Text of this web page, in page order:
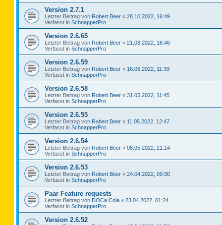
Version 2.7.1
Letzter Beitrag von Robert Beer « 28.10.2022, 16:49
Verfasst in SchnapperPro
Version 2.6.65
Letzter Beitrag von Robert Beer « 21.08.2022, 16:46
Verfasst in SchnapperPro
Version 2.6.59
Letzter Beitrag von Robert Beer « 16.06.2022, 11:39
Verfasst in SchnapperPro
Version 2.6.58
Letzter Beitrag von Robert Beer « 31.05.2022, 11:45
Verfasst in SchnapperPro
Version 2.6.55
Letzter Beitrag von Robert Beer « 11.05.2022, 12:47
Verfasst in SchnapperPro
Version 2.6.54
Letzter Beitrag von Robert Beer « 08.05.2022, 21:14
Verfasst in SchnapperPro
Version 2.6.53
Letzter Beitrag von Robert Beer « 24.04.2022, 09:30
Verfasst in SchnapperPro
Paar Feature requests
Letzter Beitrag von DOCa Cola « 23.04.2022, 01:24
Verfasst in SchnapperPro
Version 2.6.52